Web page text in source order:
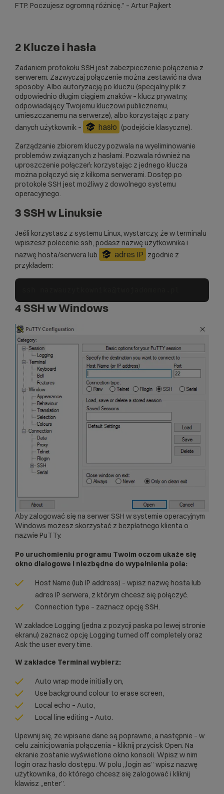
FTP. Poczujesz ogromną różnicę.” – Artur Pajkert
2 Klucze i hasła
Zadaniem protokołu SSH jest zabezpieczenie połączenia z
serwerem. Zazwyczaj połączenie można zestawić na dwa
sposoby: Albo autoryzacją po kluczu (specjalny plik z
odpowiednio długim ciągiem znaków – klucz prywatny,
odpowiadający Twojemu kluczowi publicznemu,
umieszczanemu na serwerze), albo korzystając z pary
danych użytkownik –
hasło (podejście klasyczne).
Zarządzanie zbiorem kluczy pozwala na wyeliminowanie
problemów związanych z hasłami. Pozwala również na
uproszczenie połączeń: korzystając z jednego klucza
można połączyć się z kilkoma serwerami. Dostęp po
protokole SSH jest możliwy z dowolnego systemu
operacyjnego.
3 SSH w Linuksie
Jeśli korzystasz z systemu Linux, wystarczy, że w terminalu
wpiszesz polecenie ssh, podasz nazwę użytkownika i
nazwę hosta/serwera lub
adres IP zgodnie z
przykładem:
4 SSH w Windows
Aby zalogować się na serwer SSH w systemie operacyjnym
Windows możesz skorzystać z bezpłatnego klienta o
nazwie PuTTy.
Po uruchomieniu programu Twoim oczom ukaże się
okno dialogowe i niezbędne do wypełnienia pola:
Host Name (lub IP address) – wpisz nazwę hosta lub
adres IP serwera, z którym chcesz się połączyć.
Connection type – zaznacz opcję SSH.
W zakładce Logging (jedna z pozycji paska po lewej stronie
ekranu) zaznacz opcję Logging turned off completely oraz
Ask the user every time.
W zakładce Terminal wybierz:
Auto wrap mode initially on,
Use background colour to erase screen,
Local echo – Auto,
Local line editing – Auto.
Upewnij się, że wpisane dane są poprawne, a następnie – w
celu zainicjowania połączenia – kliknij przycisk Open. Na
ekranie zostanie wyświetlone okno konsoli. Wpisz w nim
login oraz hasło dostępu. W polu „login as” wpisz nazwę
użytkownika, do którego chcesz się zalogować i kliknij
klawisz „enter”.